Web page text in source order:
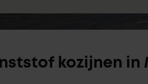
kozijnen in